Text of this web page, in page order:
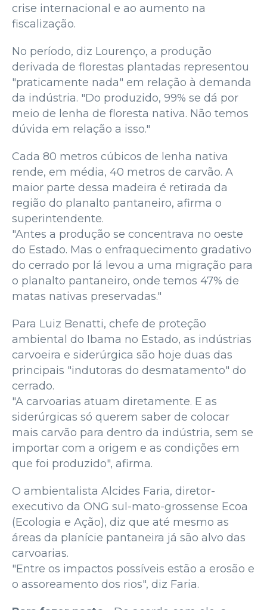
crise internacional e ao aumento na
fiscalização.
No período, diz Lourenço, a produção
derivada de florestas plantadas representou
"praticamente nada" em relação à demanda
da indústria. "Do produzido, 99% se dá por
meio de lenha de floresta nativa. Não temos
dúvida em relação a isso."
Cada 80 metros cúbicos de lenha nativa
rende, em média, 40 metros de carvão. A
maior parte dessa madeira é retirada da
região do planalto pantaneiro, afirma o
superintendente.
"Antes a produção se concentrava no oeste
do Estado. Mas o enfraquecimento gradativo
do cerrado por lá levou a uma migração para
o planalto pantaneiro, onde temos 47% de
matas nativas preservadas."
Para Luiz Benatti, chefe de proteção
ambiental do Ibama no Estado, as indústrias
carvoeira e siderúrgica são hoje duas das
principais "indutoras do desmatamento" do
cerrado.
"A carvoarias atuam diretamente. E as
siderúrgicas só querem saber de colocar
mais carvão para dentro da indústria, sem se
importar com a origem e as condições em
que foi produzido", afirma.
O ambientalista Alcides Faria, diretor-
executivo da ONG sul-mato-grossense Ecoa
(Ecologia e Ação), diz que até mesmo as
áreas da planície pantaneira já são alvo das
carvoarias.
"Entre os impactos possíveis estão a erosão e
o assoreamento dos rios", diz Faria.